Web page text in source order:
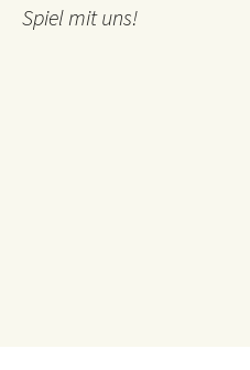
Spiel mit uns!